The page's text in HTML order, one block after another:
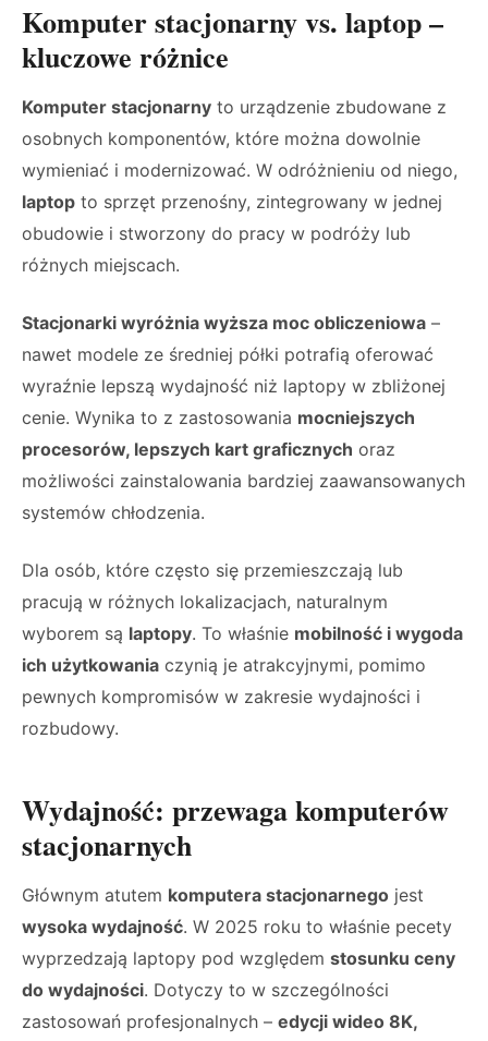
Komputer stacjonarny vs. laptop –
kluczowe różnice
Komputer stacjonarny to urządzenie zbudowane z
osobnych komponentów, które można dowolnie
wymieniać i modernizować. W odróżnieniu od niego,
laptop to sprzęt przenośny, zintegrowany w jednej
obudowie i stworzony do pracy w podróży lub
różnych miejscach.
Stacjonarki wyróżnia wyższa moc obliczeniowa –
nawet modele ze średniej półki potrafią oferować
wyraźnie lepszą wydajność niż laptopy w zbliżonej
cenie. Wynika to z zastosowania mocniejszych
procesorów, lepszych kart graficznych oraz
możliwości zainstalowania bardziej zaawansowanych
systemów chłodzenia.
Dla osób, które często się przemieszczają lub
pracują w różnych lokalizacjach, naturalnym
wyborem są laptopy. To właśnie mobilność i wygoda
ich użytkowania czynią je atrakcyjnymi, pomimo
pewnych kompromisów w zakresie wydajności i
rozbudowy.
Wydajność: przewaga komputerów
stacjonarnych
Głównym atutem komputera stacjonarnego jest
wysoka wydajność. W 2025 roku to właśnie pecety
wyprzedzają laptopy pod względem stosunku ceny
do wydajności. Dotyczy to w szczególności
zastosowań profesjonalnych – edycji wideo 8K,